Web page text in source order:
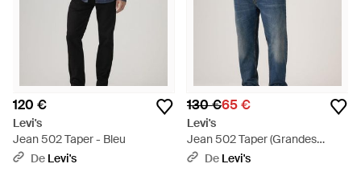
120 €
Levi's
Jean 502 Taper - Bleu
De Levi's
130 €65 €
Levi's
Jean 502 Taper (Grandes
Tailles) - Bleu
De Levi's